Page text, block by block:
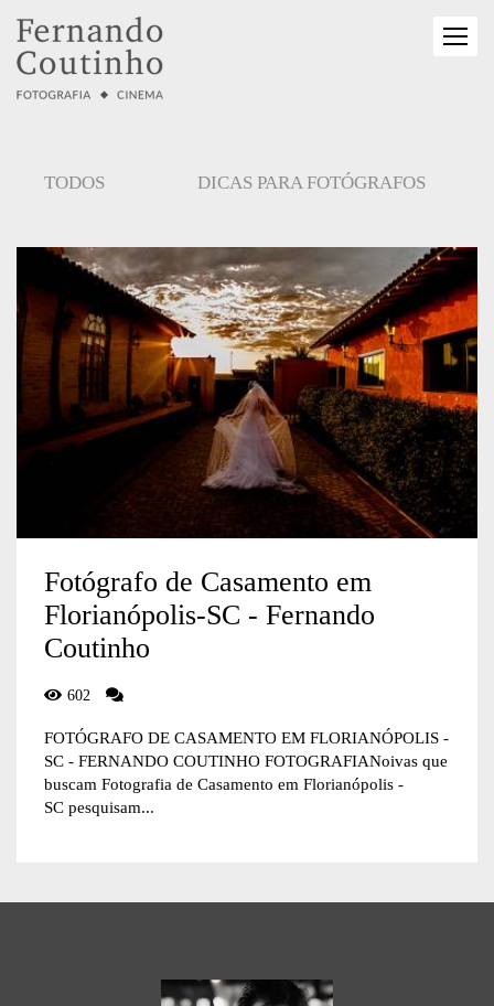
TODOS DICAS PARA FOTÓGRAFOS
Fotógrafo de Casamento em
Florianópolis-SC - Fernando
Coutinho
602
FOTÓGRAFO DE CASAMENTO EM FLORIANÓPOLIS -
SC - FERNANDO COUTINHO FOTOGRAFIANoivas que
buscam Fotografia de Casamento em Florianópolis -
SC pesquisam...